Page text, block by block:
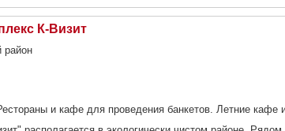
К-Визит
район
и кафе для проведения банкетов. Летние кафе